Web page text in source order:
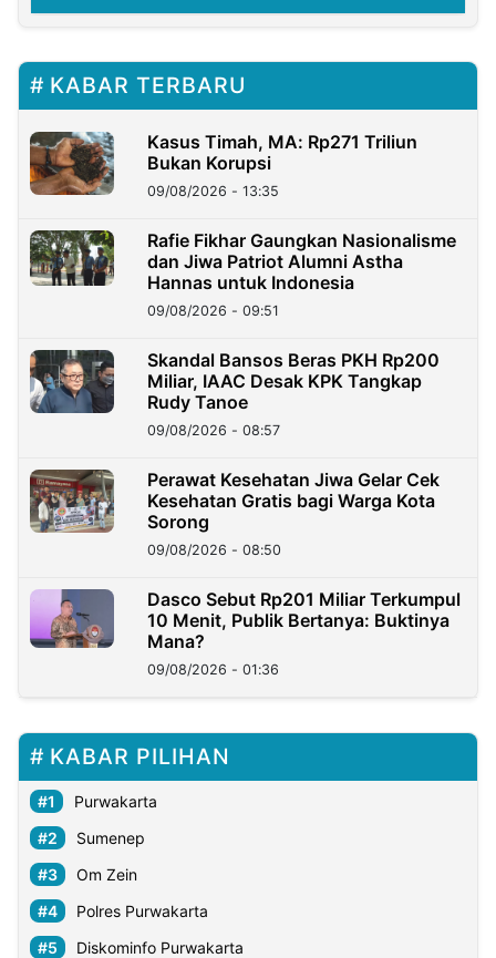
KABAR TERBARU
Kasus Timah, MA: Rp271 Triliun
Bukan Korupsi
09/08/2026 - 13:35
Rafie Fikhar Gaungkan Nasionalisme
dan Jiwa Patriot Alumni Astha
Hannas untuk Indonesia
09/08/2026 - 09:51
Skandal Bansos Beras PKH Rp200
Miliar, IAAC Desak KPK Tangkap
Rudy Tanoe
09/08/2026 - 08:57
Perawat Kesehatan Jiwa Gelar Cek
Kesehatan Gratis bagi Warga Kota
Sorong
09/08/2026 - 08:50
Dasco Sebut Rp201 Miliar Terkumpul
10 Menit, Publik Bertanya: Buktinya
Mana?
09/08/2026 - 01:36
KABAR PILIHAN
Purwakarta
Sumenep
Om Zein
Polres Purwakarta
Diskominfo Purwakarta